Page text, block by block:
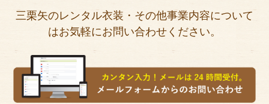
三栗矢のレンタル衣装・その他事業内容について
はお気軽にお問い合わせください。